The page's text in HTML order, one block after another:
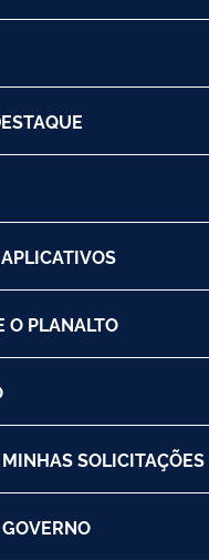
O PLANALTO
SOLICITAÇÕES